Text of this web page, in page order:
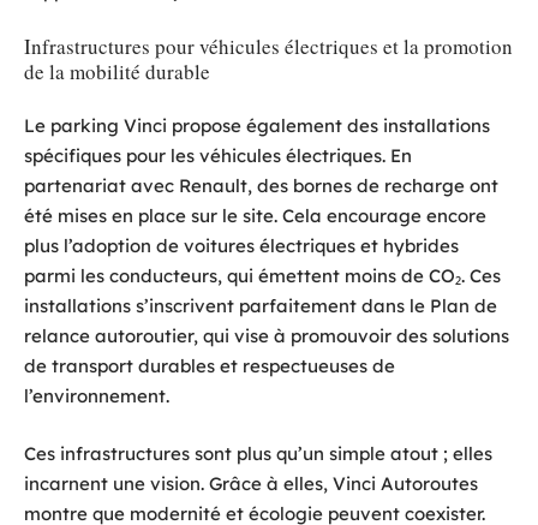
Infrastructures pour véhicules électriques et la promotion
de la mobilité durable
Le parking Vinci propose également des installations
spécifiques pour les véhicules électriques. En
partenariat avec Renault, des bornes de recharge ont
été mises en place sur le site. Cela encourage encore
plus l’adoption de voitures électriques et hybrides
parmi les conducteurs, qui émettent moins de CO₂. Ces
installations s’inscrivent parfaitement dans le Plan de
relance autoroutier, qui vise à promouvoir des solutions
de transport durables et respectueuses de
l’environnement.
Ces infrastructures sont plus qu’un simple atout ; elles
incarnent une vision. Grâce à elles, Vinci Autoroutes
montre que modernité et écologie peuvent coexister.